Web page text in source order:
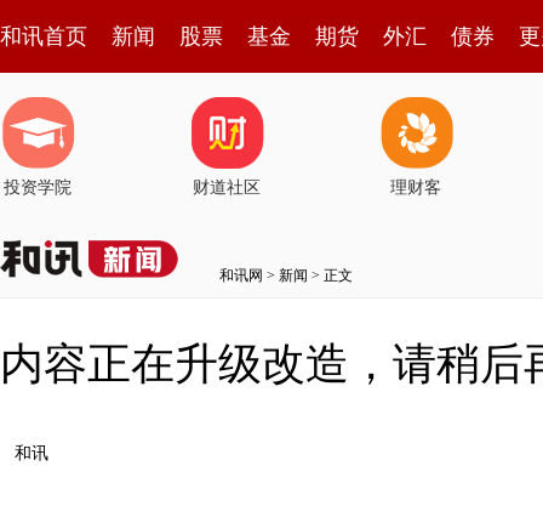
和讯首页 新闻 股票 基金 期货 外汇 债券
投资学院 财道社区 理财客
和讯网 > 新闻 > 正文
内容正在升级改造，请稍后
和讯